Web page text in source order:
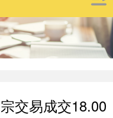
交易成交18.00